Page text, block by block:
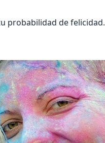
probabilidad de felicidad.